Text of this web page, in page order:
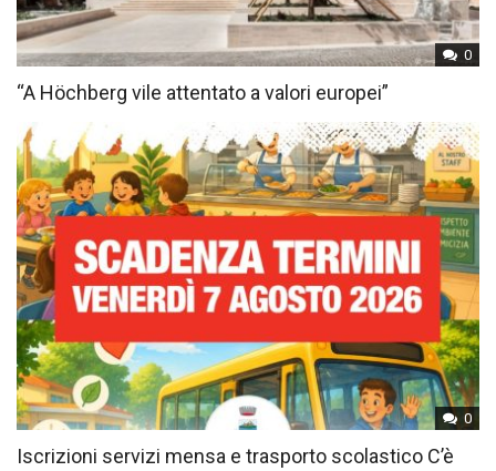
0
“A Höchberg vile attentato a valori europei”
0
Iscrizioni servizi mensa e trasporto scolastico C’è